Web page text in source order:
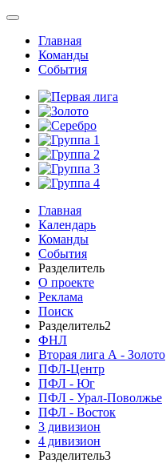
Главная
Команды
События
Главная
Календарь
Команды
События
Разделитель
О проекте
Реклама
Поиск
Разделитель2
ФНЛ
Вторая лига А - Золото
ПФЛ-Центр
ПФЛ - Юг
ПФЛ - Урал-Поволжье
ПФЛ - Восток
3 дивизион
4 дивизион
Разделитель3